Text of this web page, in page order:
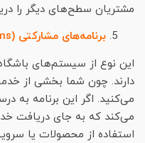
مشتریان سطح‌های دیگر را
برنامه‌های مشارکتی (Partnered Programs)
این نوع از سیستم‌های
دارند. چون شما بخشی از
می‌کنید. اگر این برنامه به
می‌کند که به جای دریافت
استفاده از محصولات یا